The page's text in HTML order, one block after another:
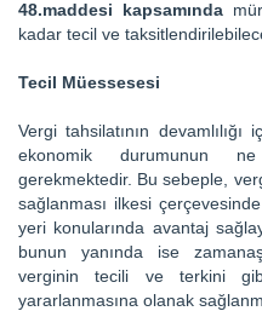
48.maddesi kapsamında
kadar tecil ve
Tecil Müessesesi
Vergi tahsilatının
ekonomik durumunun
gerekmektedir. Bu sebeple,
sağlanması ilkesi
yeri konularında avantaj
bunun yanında ise
verginin tecili ve terkini
yararlanmasına olanak